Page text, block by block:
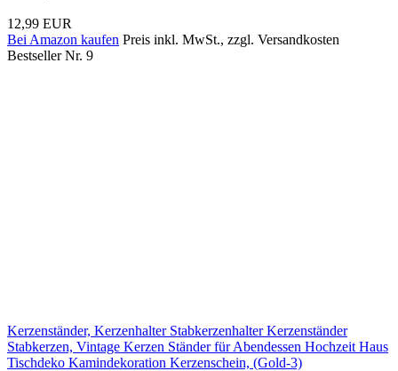
12,99 EUR
Bei Amazon kaufen Preis inkl. MwSt., zzgl. Versandkosten
Bestseller Nr. 9
Kerzenständer, Kerzenhalter Stabkerzenhalter Kerzenständer
Stabkerzen, Vintage Kerzen Ständer für Abendessen Hochzeit Haus
Tischdeko Kamindekoration Kerzenschein, (Gold-3)